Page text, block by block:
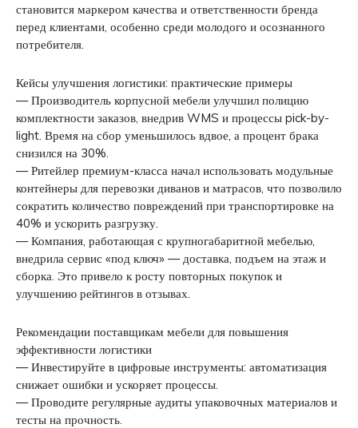
становится маркером качества и ответственности бренда
перед клиентами, особенно среди молодого и осознанного
потребителя.
Кейсы улучшения логистики: практические примеры
— Производитель корпусной мебели улучшил полицию
комплектности заказов, внедрив WMS и процессы pick-by-
light. Время на сбор уменьшилось вдвое, а процент брака
снизился на 30%.
— Ритейлер премиум-класса начал использовать модульные
контейнеры для перевозки диванов и матрасов, что позволило
сократить количество повреждений при транспортировке на
40% и ускорить разгрузку.
— Компания, работающая с крупногабаритной мебелью,
внедрила сервис «под ключ» — доставка, подъем на этаж и
сборка. Это привело к росту повторных покупок и
улучшению рейтингов в отзывах.
Рекомендации поставщикам мебели для повышения
эффективности логистики
— Инвестируйте в цифровые инструменты: автоматизация
снижает ошибки и ускоряет процессы.
— Проводите регулярные аудиты упаковочных материалов и
тесты на прочность.